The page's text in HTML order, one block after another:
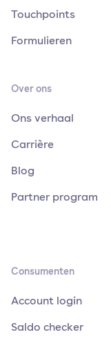
Touchpoints
Formulieren
Over ons
Ons verhaal
Carrière
Blog
Partner program
Consumenten
Account login
Saldo checker